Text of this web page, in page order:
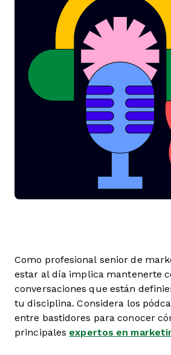
Como profesional senior de
estar al día implica mantenerte
conversaciones que están
tu disciplina. Considera los
entre bastidores para conocer
principales expertos en